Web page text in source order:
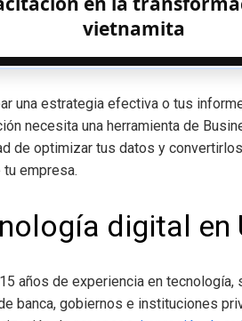
vietnamita
una estrategia efectiva o tus
necesita una herramienta de
de optimizar tus datos y
empresa.
digital en
años de experiencia en
banca, gobiernos e instituciones